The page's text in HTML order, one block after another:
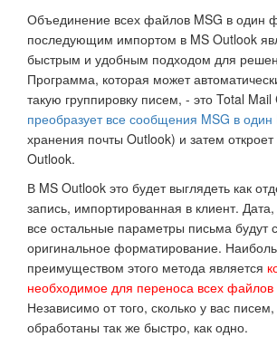
Объединение всех файлов MSG в один
последующим импортом в MS Outlook
быстрым и удобным подходом для
Программа, которая может
такую группировку писем, - это Total
преобразует все сообщения MSG в один
хранения почты Outlook) и затем
Outlook.
В MS Outlook это будет выглядеть как
запись, импортированная в клиент.
все остальные параметры письма будут
оригинальное форматирование.
преимуществом этого метода является
необходимое для переноса всех
Независимо от того, сколько у вас
обработаны так же быстро, как одно.